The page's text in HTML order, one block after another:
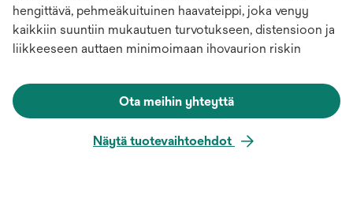
hengittävä, pehmeäkuituinen haavateippi, joka venyy
kaikkiin suuntiin mukautuen turvotukseen, distensioon ja
liikkeeseen auttaen minimoimaan ihovaurion riskin
Ota meihin yhteyttä
Näytä tuotevaihtoehdot